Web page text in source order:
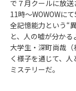
で７月クールに放
11時～WOWOWに
全記憶能力という“
と、人の嘘が分か
大学生・深町尚哉
く様子を通じて、
ミステリーだ。